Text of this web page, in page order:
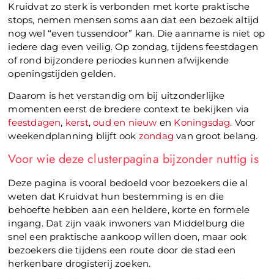
Kruidvat zo sterk is verbonden met korte praktische
stops, nemen mensen soms aan dat een bezoek altijd
nog wel “even tussendoor” kan. Die aanname is niet op
iedere dag even veilig. Op zondag, tijdens feestdagen
of rond bijzondere periodes kunnen afwijkende
openingstijden gelden.
Daarom is het verstandig om bij uitzonderlijke
momenten eerst de bredere context te bekijken via
feestdagen, kerst,oud en nieuw en Koningsdag. Voor
weekendplanning blijft ook zondag van groot belang.
Voor wie deze clusterpagina bijzonder nuttig is
Deze pagina is vooral bedoeld voor bezoekers die al
weten dat Kruidvat hun bestemming is en die
behoefte hebben aan een heldere, korte en formele
ingang. Dat zijn vaak inwoners van Middelburg die
snel een praktische aankoop willen doen, maar ook
bezoekers die tijdens een route door de stad een
herkenbare drogisterij zoeken.